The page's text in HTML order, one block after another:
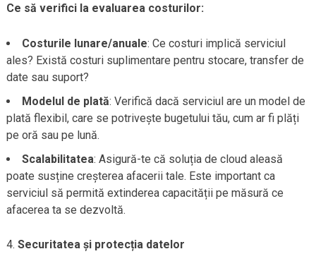
Ce să verifici la evaluarea costurilor:
Costurile lunare/anuale: Ce costuri implică serviciul
ales? Există costuri suplimentare pentru stocare, transfer de
date sau suport?
Modelul de plată: Verifică dacă serviciul are un model de
plată flexibil, care se potrivește bugetului tău, cum ar fi plăți
pe oră sau pe lună.
Scalabilitatea: Asigură-te că soluția de cloud aleasă
poate susține creșterea afacerii tale. Este important ca
serviciul să permită extinderea capacității pe măsură ce
afacerea ta se dezvoltă.
Securitatea și protecția datelor